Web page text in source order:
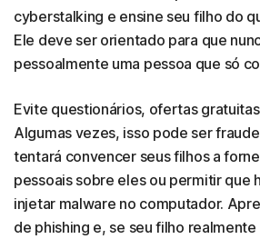
cyberstalking e ensine seu filho do
Ele deve ser orientado para que
pessoalmente uma pessoa que só
Evite questionários, ofertas
Algumas vezes, isso pode ser
tentará convencer seus filhos a
pessoais sobre eles ou permitir que
injetar malware no computador.
de phishing e, se seu filho